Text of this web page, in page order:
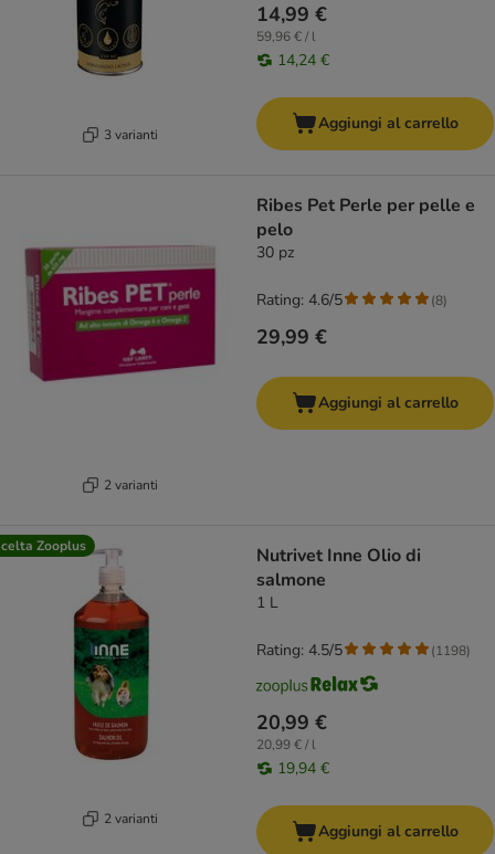
3 varianti
14,99 €
59,96 € / l
14,24 €
Aggiungi al carrello
2 varianti
Ribes Pet Perle per pelle e
pelo
30 pz
29,99 €
Rating: 4.6/5 (8)
Aggiungi al carrello
Zooplus
2 varianti
Nutrivet Inne Olio di
salmone
1 L
20,99 €
20,99 € / l
19,94 €
Rating: 4.5/5 (1198)
Aggiungi al carrello